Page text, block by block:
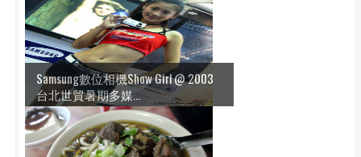
Samsung數位相機Show Girl @ 2003
台北世貿暑期多媒...